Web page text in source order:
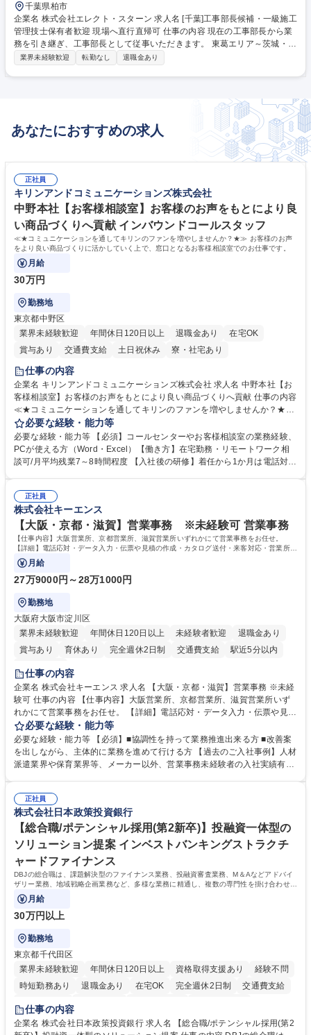
千葉県柏市
企業名 株式会社エレクト・スターン 求人名 [千葉]工事部長候補・一級施工
管理技士保有者歓迎 現場へ直行直帰可 仕事の内容 現在の工事部長から業
務を引き継ぎ、工事部長として従事いただきます。 東葛エリア～茨城・埼
玉隣接地を中心とした案件の現場責任者として工程管理、品質管理、原価
ア中心） 現場には直行直帰可能。 【募集背景】増員 一級施工管理技士が
70歳を超えており、新しく一級施工管理技士を採用し、工事部長として採
用を予定しております。 募集職種 [千葉]工事部長候補・一級施工管理技士
業界未経験歓迎 転勤なし 退職金あり
あなたにおすすめの求人
正社員
キリンアンドコミュニケーションズ株式会社
中野本社【お客様相談室】お客様のお声をもとにより良
い商品づくりへ貢献 インバウンドコールスタッフ
≪★コミュニケーションを通してキリンのファンを増やしませんか？★≫ お客様のお声
をより良い商品づくりに活かしていく上で、窓口となるお客様相談室でのお仕事です。
月給
30万円
勤務地
東京都中野区
業界未経験歓迎
年間休日120日以上 退職金あり
在宅OK
賞与あり
交通費支給 土日祝休み 寮・社宅あり
仕事の内容
企業名 キリンアンドコミュニケーションズ株式会社 求人名 中野本社【お
客様相談室】お客様のお声をもとにより良い商品づくりへ貢献 仕事の内容
≪★コミュニケーションを通してキリンのファンを増やしませんか？★≫
お客様のお声をより良い商品づくりに活かしていく上で、窓口となるお客
様相談室でのお仕事です。 日々お客様からいただくキリングループへのご
意見を、企業活動に活かしています。お客様からの声に迅速かつ誠意をも
って対応、情報提供するとともにグループ内活動に反映しています。 【具
平均100件前後■メール・手紙：同上40件前後 募集職種 中野本社【お客様
相談室】お客様のお声をもとにより良い商品づくりへ貢献
必要な経験・能力等
必要な経験・能力等 【必須】コールセンターやお客様相談室の業務経験、
PCが使える方（Word・Excel）【働き方】在宅勤務・リモートワーク相
談可/月平均残業7～8時間程度 【入社後の研修】着任から1か月は電話対応
すのでご安心ください。 【当社について】キリングループの広報機能を担
う会社として、お客様との出会いを大切にし、磨き上げたホスピタリティ
を込めてコミュニケーションをとりながら広報関連業務を行っておりま
す。 学歴・資格 学歴：大学院 大学 高専 短大 専修学校 高校 語学力： 資
格：
正社員
株式会社キーエンス
【大阪・京都・滋賀】営業事務 ※未経験可 営業事務
【仕事内容】大阪営業所、京都営業所、滋賀営業所いずれかにて営業事務をお任せ。
【詳細】電話応対・データ入力・伝票や見積の作成・カタログ送付・来客対応・営業所内
で発生する事務業務や業務改善をお任せ。
月給
27万9000円～28万1000円
勤務地
大阪府大阪市淀川区
業界未経験歓迎
年間休日120日以上 未経験者歓迎
退職金あり
賞与あり
育休あり 完全週休2日制 交通費支給
駅近5分以内
土日祝休み
仕事の内容
企業名 株式会社キーエンス 求人名 【大阪・京都・滋賀】営業事務 ※未経
験可 仕事の内容 【仕事内容】大阪営業所、京都営業所、滋賀営業所いず
れかにて営業事務をお任せ。 【詳細】電話応対・データ入力・伝票や見積
の作成・カタログ送付・来客対応・営業所内で発生する事務業務や業務改
善をお任せ。 【教育制度】ご入社後、育成担当とペアになりながらOJTに
て業務を覚えていただくことが可能です。業務システムがきちんと構築さ
れているため、スムーズに仕事に慣れることができる環境です。また、
募集職種 【大阪・京都・滋賀】営業事務 ※未経験可
必要な経験・能力等
必要な経験・能力等 【必須】■協調性を持って業務推進出来る方 ■改善案
を出しながら、主体的に業務を進めて行ける方 【過去のご入社事例】人材
派遣業界や保育業界等、メーカー以外、営業事務未経験者の入社実績有
えて、お客様や社員の状況に合わせ、能動的なサポート、改善の動きも期
待され。組織を支えるスペシャリストとして、チームに貢献し、結果的に
社員から頼られる存在になることができます。平均19:30の退勤以降の業
務の持ち帰りも禁止されており、メリハリのある働き方となります。 学
歴・資格 学歴：大学院 大学 高専 短大 語学力： 資格：
正社員
株式会社日本政策投資銀行
【総合職/ポテンシャル採用(第2新卒)】投融資一体型の
ソリューション提案 インベストバンキングストラクチ
ャードファイナンス
DBJの総合職は、課題解決型のファイナンス業務、投融資審査業務、M＆Aなどアドバイ
ザリー業務、地域戦略企画業務など、多様な業務に精通し、複数の専門性を掛け合わせて
広く社会に貢献していく職種です。
月給
30万円以上
勤務地
東京都千代田区
業界未経験歓迎
年間休日120日以上 資格取得支援あり
経験不問
時短勤務あり
退職金あり 在宅OK 完全週休2日制
交通費支給
駅近5分以内
食事補助あり
託児所あり
仕事の内容
企業名 株式会社日本政策投資銀行 求人名 【総合職/ポテンシャル採用(第2